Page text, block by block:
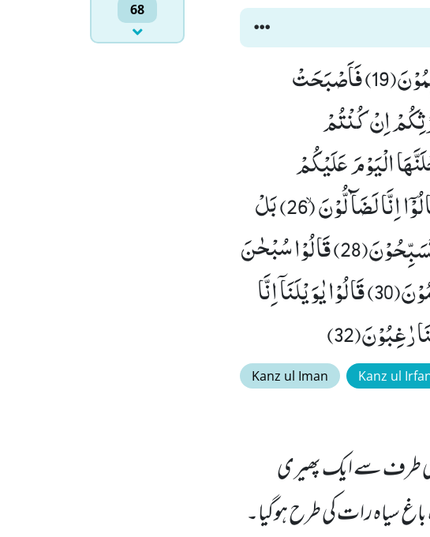
68
وَ لَا یَسْتَثْنُوْنَ(18) فَطَافَ عَلَیْهَا طَآىٕفٌ مِّنْ رَّبِّكَ وَ هُمْ نَآىٕمُوْنَ(19) فَاَصْبَحَتْ
اغْدُوْا عَلٰى حَرْثِكُمْ اِنْ كُنْتُمْ
(23) اَنْ لَّا یَدْخُلَنَّهَا الْیَوْمَ عَلَیْكُمْ
مِّسْكِیْنٌۙ (24) وَّ غَدَوْا عَلٰى حَرْدٍ قٰدِرِیْنَ(25) فَلَمَّا رَاَوْهَا قَالُوْۤا اِنَّا لَضَآلُّوْنَۙ (26) بَلْ
نَحْنُ مَحْرُوْمُوْنَ(27) قَالَ اَوْسَطُهُمْ اَلَمْ اَقُلْ لَّكُمْ لَوْ لَا تُسَبِّحُوْنَ(28) قَالُوْا سُبْحٰنَ
رَبِّنَاۤ اِنَّا كُنَّا ظٰلِمِیْنَ(29) فَاَقْبَلَ بَعْضُهُمْ عَلٰى بَعْضٍ یَّتَلَاوَمُوْنَ(30) قَالُوْا یٰوَیْلَنَاۤ اِنَّا
Kanz ul Iman Kanz ul
طرف سے ایک پھیری
سیاہ رات کی طرح ہوگیا۔